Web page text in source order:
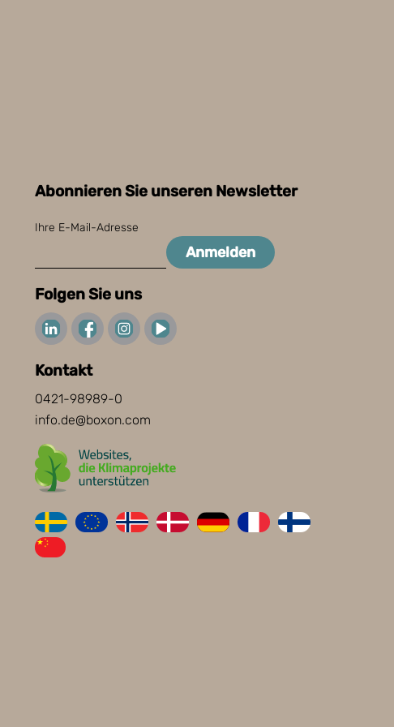
Abonnieren Sie unseren Newsletter
Ihre E-Mail-Adresse
Anmelden
Folgen Sie uns
Kontakt
0421-98989-0
info.de@boxon.com